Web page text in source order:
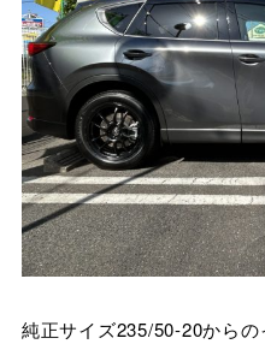
純正サイズ235/50-20からの